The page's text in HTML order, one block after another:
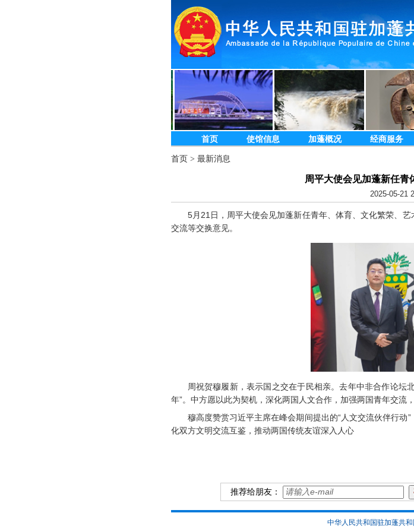
首页 使馆信息 加蓬概况 经商服务
首页 > 最新消息
周平大使会见加蓬新任青
2025-05-21
5月21日，周平大使会见加蓬新任青年、体育、文化繁荣、
交流等交换意见。
周祝贺穆履新，表示国之交在于民相亲。去年中非合作论坛
年”。中方愿以此为契机，深化两国人文合作，加强两国青年交流
穆高度赞赏习近平主席在峰会期间提出的“人文交流伙伴行
化双方文明交流互鉴，推动两国传统友谊深入人心
推荐给朋友：
中华人民共和国驻加蓬共